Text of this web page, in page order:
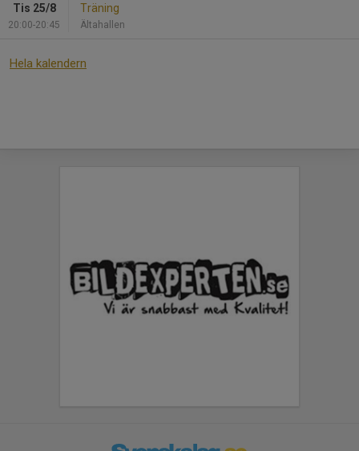
Tis 25/8
20:00-20:45
Träning
Ältahallen
Hela kalendern